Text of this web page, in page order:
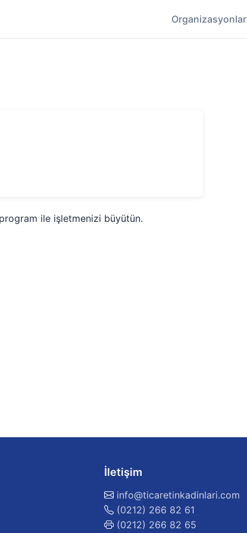
Organizasyonlar
ile işletmenizi büyütün.
İletişim
info@ticaretinkadinlari.com
(0212) 266 82 61
(0212) 266 82 65